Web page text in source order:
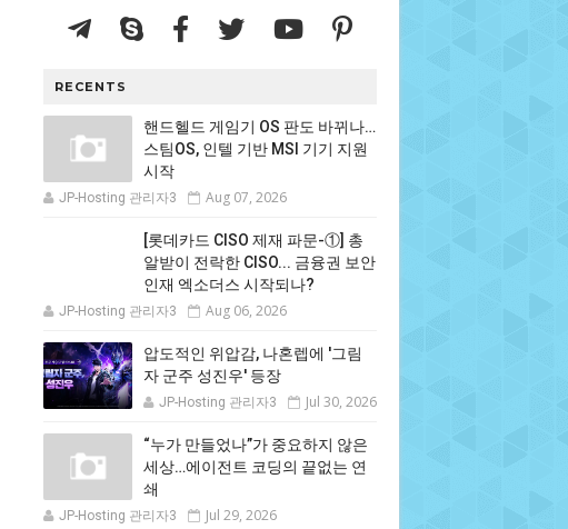
RECENTS
핸드헬드 게임기 OS 판도 바뀌나…
스팀OS, 인텔 기반 MSI 기기 지원
시작
JP-Hosting 관리자3 Aug 07, 2026
[롯데카드 CISO 제재 파문-①] 총
알받이 전락한 CISO... 금융권 보안
인재 엑소더스 시작되나?
JP-Hosting 관리자3 Aug 06, 2026
압도적인 위압감, 나혼렙에 '그림
자 군주 성진우' 등장
JP-Hosting 관리자3 Jul 30, 2026
“누가 만들었나”가 중요하지 않은
세상…에이전트 코딩의 끝없는 연
쇄
JP-Hosting 관리자3 Jul 29, 2026